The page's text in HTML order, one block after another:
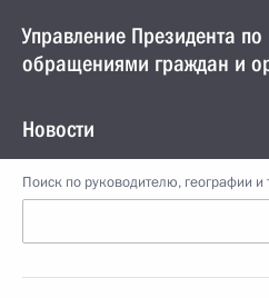
Управление Президента по
обращениями граждан и
Новости
Поиск по руководителю, географии и